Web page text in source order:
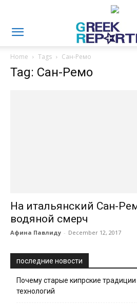
Home Tags Сан-Ремо
Tag: Сан-Ремо
На итальянский Сан-
водяной смерч
Афина Павлиду - December 12, 2017
последние новости
Почему старые кипрские
технологий